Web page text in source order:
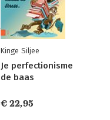
Kinge Siljee
Je perfectionisme
de baas
€ 22,95